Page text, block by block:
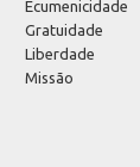
Ecumenicidade
Gratuidade
Liberdade
Missão